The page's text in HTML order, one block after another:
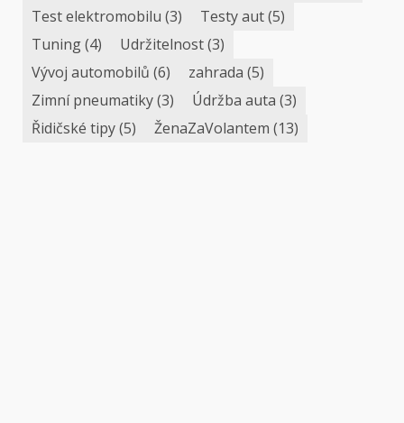
Test elektromobilu (3) Testy aut(5)
Tuning(4) Udržitelnost(3)
Vývoj automobilů (6) zahrada (5)
Zimní pneumatiky(3) Údržba auta (3)
Řidičské tipy(5) ŽenaZaVolantem (13)